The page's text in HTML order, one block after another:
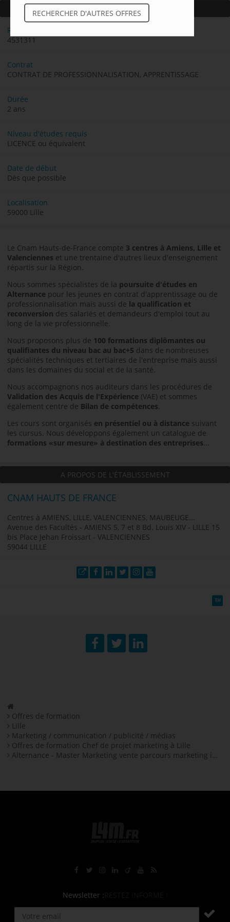
A PROPOS DU POSTE
Référence de l'offre
4531311
Contrat
CONTRAT DE PROFESSIONNALISATION, APPRENTISSAGE
Durée
2 ans
Niveau d'études requis
LICENCE ou équivalent
Date de début
Dès que possible
Localisation
59000 Lille
Le Cnam Hauts-de-France compte 3 centres à Amiens, Lille et
Valenciennes et une trentaine d'autres lieux d'enseignement
répartis sur la Région.
Nous sommes spécialistes de la poursuite d'études en
Alternance pour les jeunes en contrat d'apprentissage ou de
professionnalisation mais aussi de la qualification et
reconversion des salariés et demandeurs d'emploi tout au
long de la vie professionnelle.
Nous proposons plus de 100 formations diplômantes ou
qualifiantes du niveau bac au bac+5 dans de nombreuses
spécialités techniques et tertiaires de l'entreprise mais aussi
dans les domaines du social et de la santé.
Nous accompagnons nos auditeurs dans les procédures de
Validation des Acquis de l'Expérience (VAE) et sommes
également centre de Bilan de compétences
Les cours sont organisés en présentiel ou à distance suivant
les cursus. Nous développons également un catalogue de
formations «sur mesure» à destination des entreprises
A PROPOS DE L'ÉTABLISSEMENT
CNAM HAUTS DE FRANCE
Centres à AMIENS, LILLE, VALENCIENNES, MAUBEUGE...
Avenue des Facultés - AMIENS 5, 7 et 8 Bd. Louis XIV - LILLE 15
bis Place Jehan Froissart - VALENCIENNES
59044 LILLE
Offres de formation
Lille
Marketing / communication / publicité / médias
Offres de formation Chef de projet marketing à Lille
Alternance - Master Marketing vente parcours marketing intégré dans un monde digitalisé en alternance H/F
Newsletter :
RECHERCHER D'AUTRES OFFRES